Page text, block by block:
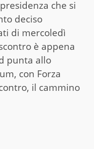
che si
deciso
di mercoledì
è appena
punta allo
con Forza
il cammino